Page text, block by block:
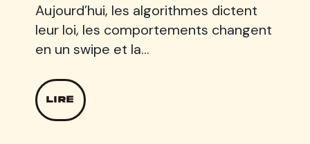
Aujourd’hui, les algorithmes dictent
leur loi, les comportements changent
en un swipe et la…
LIRE